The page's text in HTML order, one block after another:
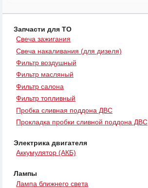
Запчасти для ТО
Свеча зажигания
Свеча накаливания (для дизеля)
Фильтр воздушный
Фильтр масляный
Фильтр салона
Фильтр топливный
Пробка сливная поддона ДВС
Прокладка пробки сливной поддона ДВС
Электрика двигателя
Аккумулятор (АКБ)
Лампы
Лампа ближнего света